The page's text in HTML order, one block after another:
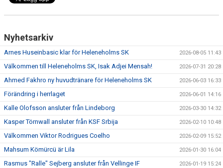
Nyhetsarkiv
Arnes Huseinbasic klar för Heleneholms SK 2026-08-05 11:43
Välkommen till Heleneholms SK, Isak Adjei Mensah! 2026-07-31 20:28
Ahmed Fakhro ny huvudtränare för Heleneholms SK 2026-06-03 16:33
Förändring i herrlaget 2026-06-01 14:16
Kalle Olofsson ansluter från Lindeborg 2026-03-30 14:32
Kasper Törnwall ansluter från KSF Srbija 2026-02-10 10:48
Välkommen Viktor Rodrigues Coelho 2026-02-09 15:52
Mahsum Kömürcü är Lila 2026-01-30 16:04
Rasmus "Ralle" Sejberg ansluter från Vellinge IF 2026-01-19 15:24